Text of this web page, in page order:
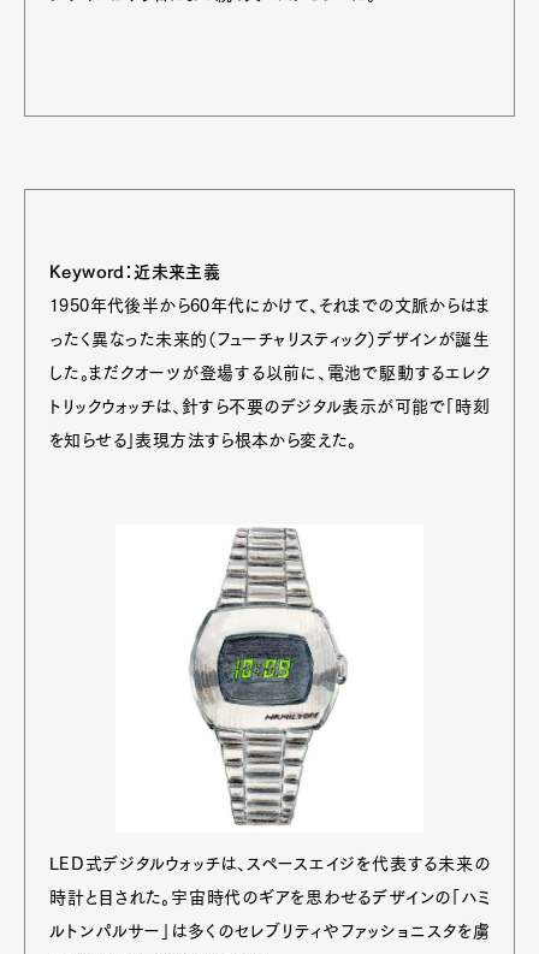
Keyword：近未来主義
1950年代後半から60年代にかけて、それまでの文脈からはま
ったく異なった未来的（フューチャリスティック）デザインが誕生
した。まだクオーツが登場する以前に、電池で駆動するエレク
トリックウォッチは、針すら不要のデジタル表示が可能で「時刻
を知らせる」表現方法すら根本から変えた。
LED式デジタルウォッチは、スペースエイジを代表する未来の
時計と目された。宇宙時代のギアを思わせるデザインの「ハミ
ルトンパルサー」は多くのセレブリティやファッショニスタを虜